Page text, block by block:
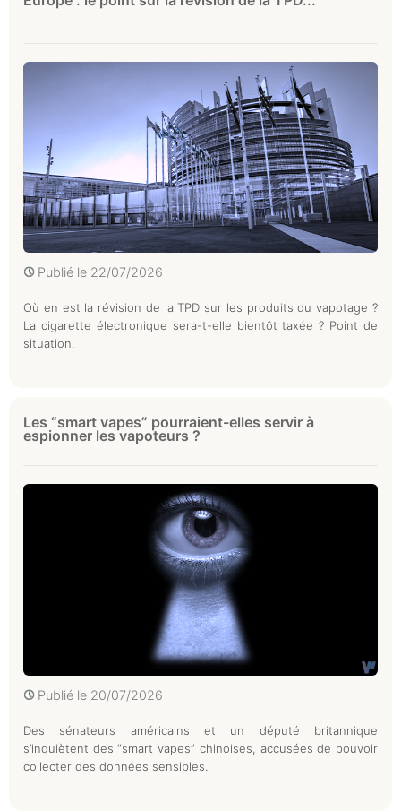
Publié le 22/07/2026
Où en est la révision de la TPD sur les produits du vapotage ?
La cigarette électronique sera-t-elle bientôt taxée ? Point de
situation.
Les “smart vapes” pourraient-elles servir à
espionner les vapoteurs ?
Publié le 20/07/2026
Des sénateurs américains et un député britannique
s’inquiètent des “smart vapes” chinoises, accusées de pouvoir
collecter des données sensibles.